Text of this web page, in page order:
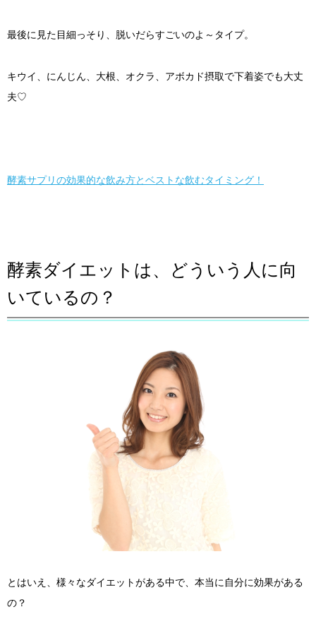
最後に見た目細っそり、脱いだらすごいのよ～タイプ。
キウイ、にんじん、大根、オクラ、アボカド摂取で下着姿でも大丈
夫♡
酵素サプリの効果的な飲み方とベストな飲むタイミング！
酵素ダイエットは、どういう人に向
いているの？
とはいえ、様々なダイエットがある中で、本当に自分に効果がある
の？